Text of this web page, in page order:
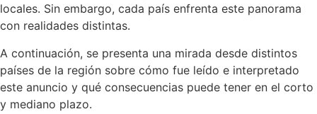
locales. Sin embargo, cada país enfrenta este panorama
con realidades distintas.
A continuación, se presenta una mirada desde distintos
países de la región sobre cómo fue leído e interpretado
este anuncio y qué consecuencias puede tener en el corto
y mediano plazo.